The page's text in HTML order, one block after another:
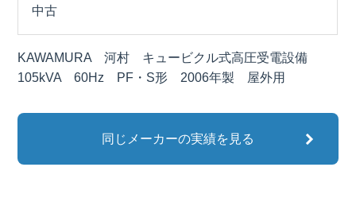
中古
KAWAMURA 河村 キュービクル式高圧受電設備
105kVA 60Hz PF・S形 2006年製 屋外用
同じメーカーの実績を見る